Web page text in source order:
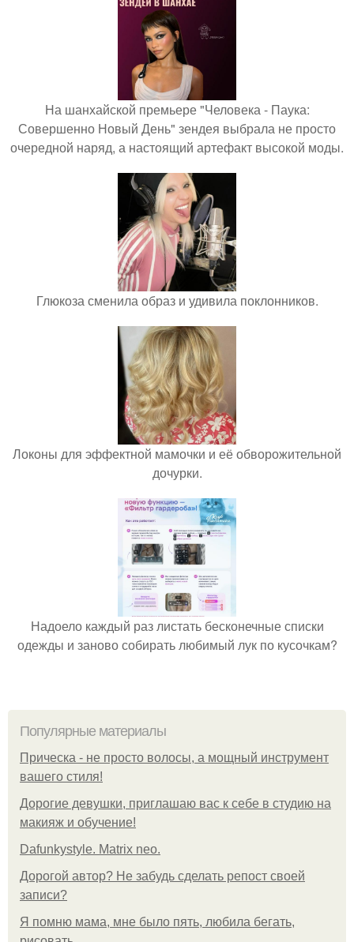
На шанхайской премьере "Человека - Паука:
Совершенно Новый День" зендея выбрала не просто
очередной наряд, а настоящий артефакт высокой моды.
Глюкоза сменила образ и удивила поклонников.
Локоны для эффектной мамочки и её обворожительной
дочурки.
Надоело каждый раз листать бесконечные списки
одежды и заново собирать любимый лук по кусочкам?
Популярные материалы
Прическа - не просто волосы, а мощный инструмент
вашего стиля!
Дорогие девушки, приглашаю вас к себе в студию на
макияж и обучение!
Dafunkystyle. Matrix neo.
Дорогой автор? Не забудь сделать репост своей
записи?
Я помню мама, мне было пять, любила бегать,